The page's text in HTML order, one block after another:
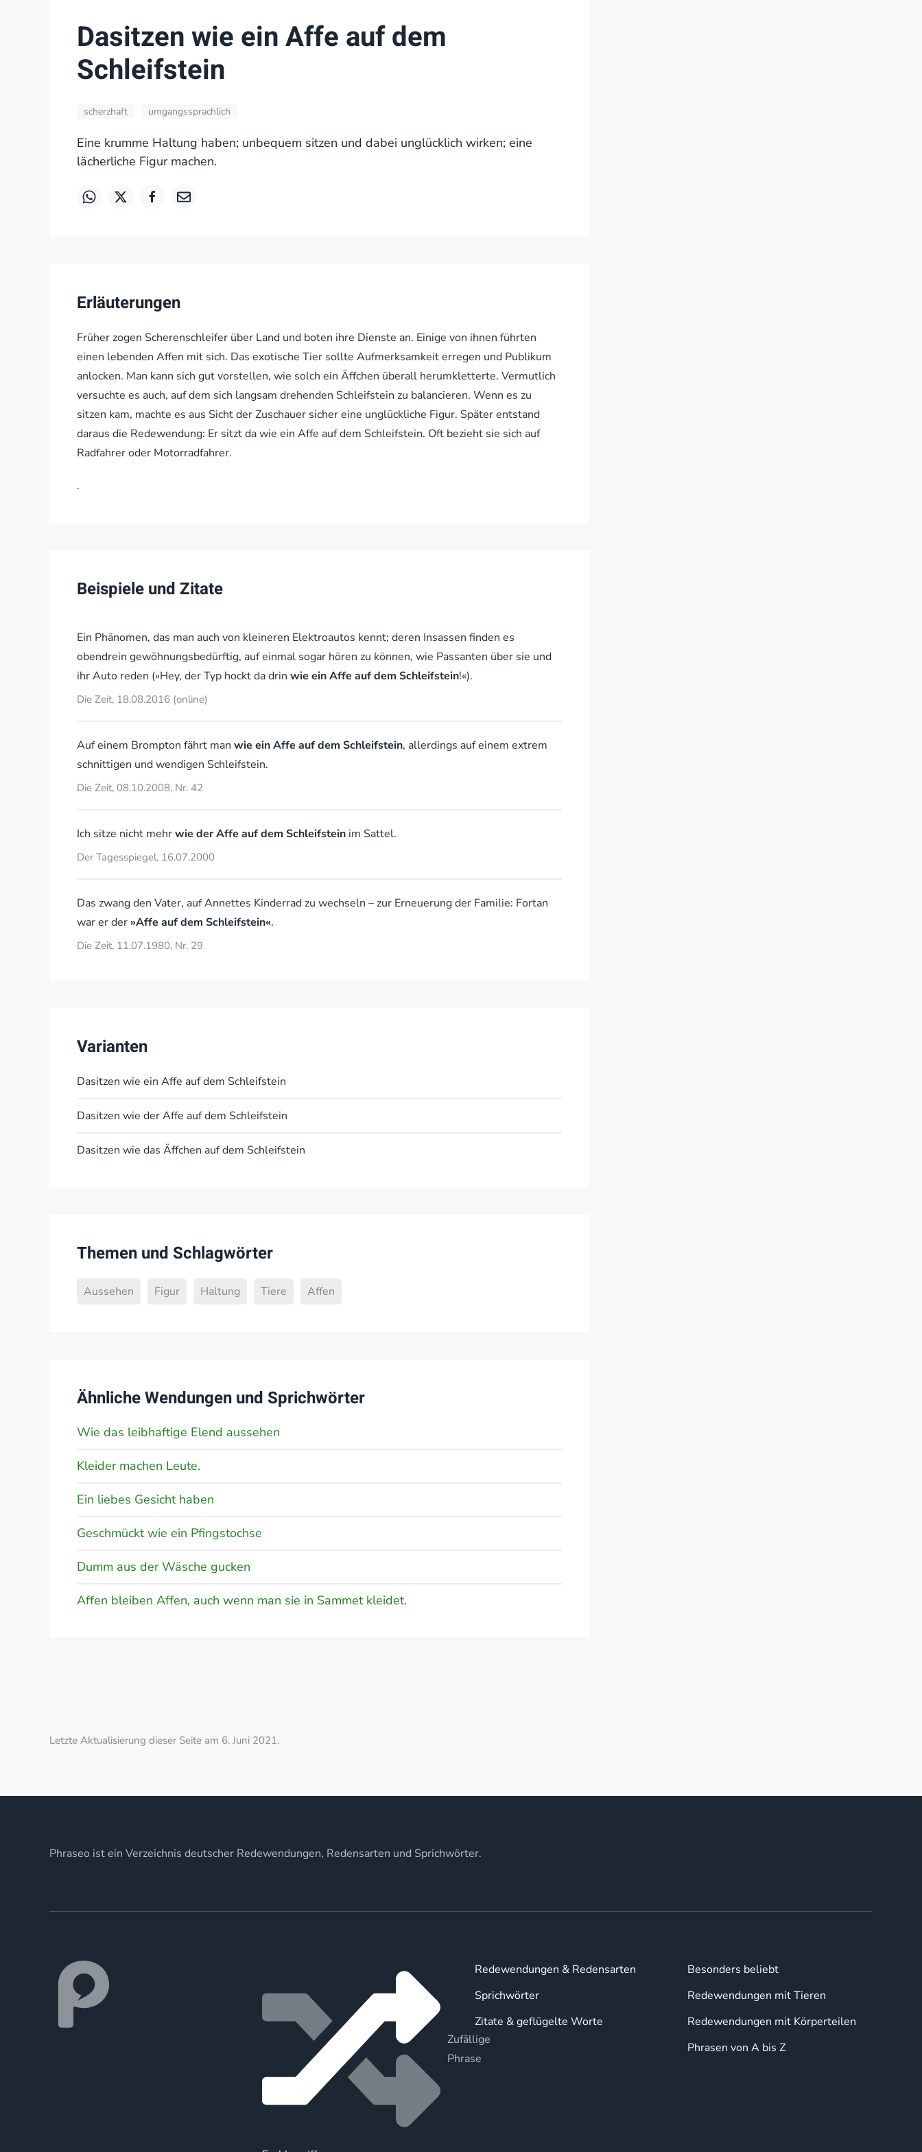
Dasitzen wie ein Affe auf dem
Schleifstein
scherzhaft umgangssprachlich
Eine krumme Haltung haben; unbequem sitzen und dabei unglücklich wirken; eine
lächerliche Figur machen.
Erläuterungen
Früher zogen Scherenschleifer über Land und boten ihre Dienste an. Einige von ihnen führten
einen lebenden Affen mit sich. Das exotische Tier sollte Aufmerksamkeit erregen und Publikum
anlocken. Man kann sich gut vorstellen, wie solch ein Äffchen überall herumkletterte. Vermutlich
versuchte es auch, auf dem sich langsam drehenden Schleifstein zu balancieren. Wenn es zu
sitzen kam, machte es aus Sicht der Zuschauer sicher eine unglückliche Figur. Später entstand
daraus die Redewendung: Er sitzt da wie ein Affe auf dem Schleifstein. Oft bezieht sie sich auf
Radfahrer oder Motorradfahrer.
.
Beispiele und Zitate
Ein Phänomen, das man auch von kleineren Elektroautos kennt; deren Insassen finden es
obendrein gewöhnungsbedürftig, auf einmal sogar hören zu können, wie Passanten über sie und
ihr Auto reden (»Hey, der Typ hockt da drin wie ein Affe auf dem Schleifstein!«).
Die Zeit, 18.08.2016 (online)
Auf einem Brompton fährt man wie ein Affe auf dem Schleifstein, allerdings auf einem extrem
schnittigen und wendigen Schleifstein.
Die Zeit, 08.10.2008, Nr. 42
Ich sitze nicht mehrwie der Affe auf dem Schleifstein im Sattel.
Der Tagesspiegel, 16.07.2000
Das zwang den Vater, auf Annettes Kinderrad zu wechseln – zur Erneuerung der Familie: Fortan
war er der»Affe auf dem Schleifstein«.
Die Zeit, 11.07.1980, Nr. 29
Varianten
Dasitzen wie ein Affe auf dem Schleifstein
Dasitzen wie der Affe auf dem Schleifstein
Dasitzen wie das Äffchen auf dem Schleifstein
Themen und Schlagwörter
Aussehen Figur Haltung Tiere Affen
Ähnliche Wendungen und Sprichwörter
Wie das leibhaftige Elend aussehen
Kleider machen Leute.
Ein liebes Gesicht haben
Geschmückt wie ein Pfingstochse
Dumm aus der Wäsche gucken
Affen bleiben Affen, auch wenn man sie in Sammet kleidet.
Letzte Aktualisierung dieser Seite am 6. Juni 2021.
Phraseo ist ein Verzeichnis deutscher Redewendungen, Redensarten und Sprichwörter.
Zufällige
Phrase
Redewendungen & Redensarten
Sprichwörter
Zitate & geflügelte Worte
Besonders beliebt
Redewendungen mit Tieren
Redewendungen mit Körperteilen
Phrasen von A bis Z